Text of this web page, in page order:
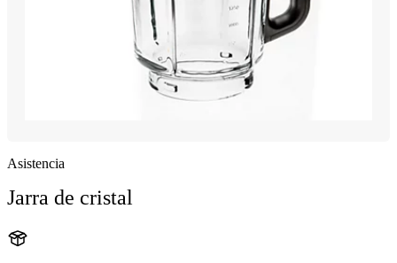
Asistencia
Jarra de cristal